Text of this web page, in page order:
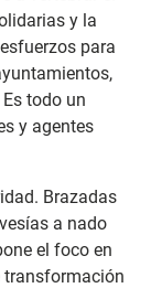
y la
para
todo un
y agentes
Brazadas
a nado
el foco en
transformación